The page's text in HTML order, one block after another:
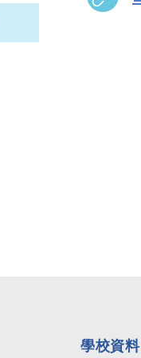
學校資料